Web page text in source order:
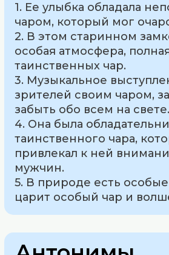
1. Ее улыбка обладала
чаром, который мог
2. В этом старинном
особая атмосфера,
таинственных чар.
3. Музыкальное
зрителей своим чаром,
забыть обо всем на свете.
4. Она была
таинственного чара,
привлекал к ней
мужчин.
5. В природе есть
царит особый чар и